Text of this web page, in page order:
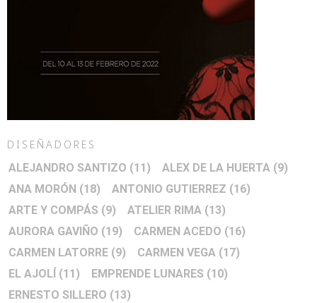
DISEÑADORES
ALEJANDRO SANTIZO (11) ALEX DE LA HUERTA (9)
ANA MORÓN (18) ANTONIO GUTIERREZ (16)
ARTE Y COMPÁS (9) ATELIER RIMA (13)
AURORA GAVIÑO (19) CARMEN ACEDO (16)
CARMEN LATORRE (9) CARMEN VEGA (17)
EL AJOLÍ (11) EMPRENDE LUNARES (10)
ERNESTO SILLERO (13)